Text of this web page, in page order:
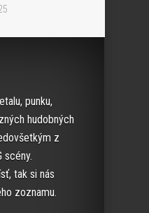
punku,
hudobných
z
scény.
tak si nás
zoznamu.